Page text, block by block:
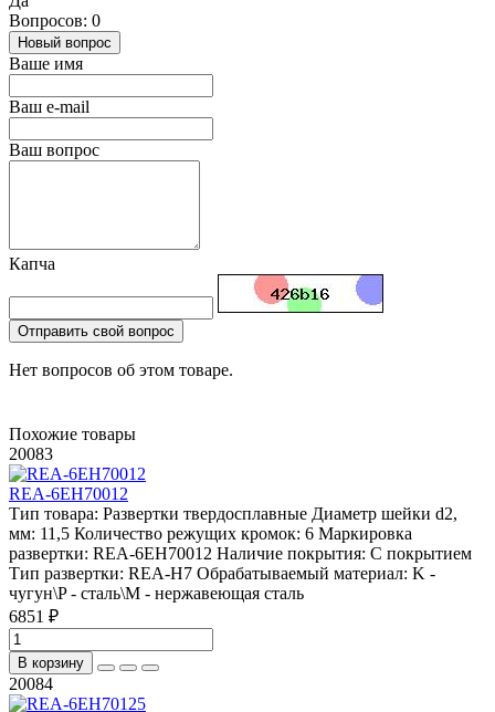
Вопросов: 0
Новый вопрос
Ваше имя
Ваш e-mail
Ваш вопрос
Капча
Отправить свой вопрос
Нет вопросов об этом товаре.
Похожие товары
20083
REA-6EH70012
Тип товара: Развертки твердосплавные Диаметр шейки d2,
мм: 11,5 Количество режущих кромок: 6 Маркировка
развертки: REA-6EH70012 Наличие покрытия: С покрытием
Тип развертки: REA-H7 Обрабатываемый материал: K -
чугун\P - сталь\М - нержавеющая сталь
6851 ₽
В корзину
20084